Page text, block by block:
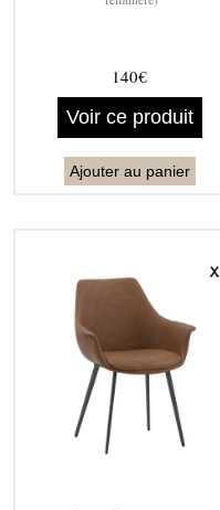
140€
Voir ce produit
Ajouter au panier